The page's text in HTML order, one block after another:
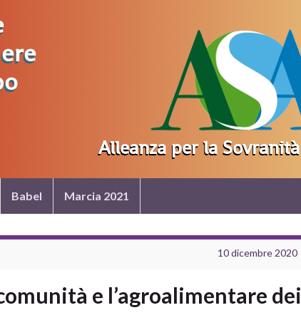
Babel Marcia 2021
10 dicembre 2020
e l’agroalimentare dei